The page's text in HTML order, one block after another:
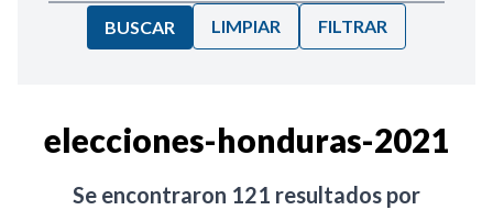
BUSCAR LIMPIAR FILTRAR
elecciones-honduras-2021
Se encontraron 121 resultados por